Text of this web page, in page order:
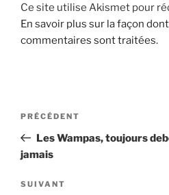
Ce site utilise Akismet pour
En savoir plus sur la façon
commentaires sont traitées.
Navigation
l’article
Article
précédent
PRÉCÉDENT
Les Wampas, toujours
jamais
Article
SUIVANT